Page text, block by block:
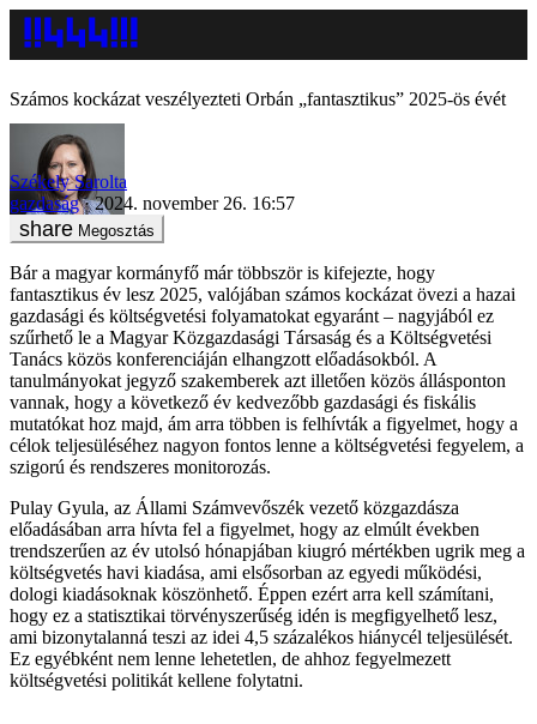
Számos kockázat veszélyezteti Orbán „fantasztikus” 2025-ös évét
Székely Sarolta
gazdaság
2024. november 26. 16:57
Megosztás
Bár a magyar kormányfő már többször is kifejezte, hogy
fantasztikus év lesz 2025, valójában számos kockázat övezi a hazai
gazdasági és költségvetési folyamatokat egyaránt – nagyjából ez
szűrhető le a Magyar Közgazdasági Társaság és a Költségvetési
Tanács közös konferenciáján elhangzott előadásokból. A
tanulmányokat jegyző szakemberek azt illetően közös állásponton
vannak, hogy a következő év kedvezőbb gazdasági és fiskális
mutatókat hoz majd, ám arra többen is felhívták a figyelmet, hogy a
célok teljesüléséhez nagyon fontos lenne a költségvetési fegyelem, a
szigorú és rendszeres monitorozás.
Pulay Gyula, az Állami Számvevőszék vezető közgazdásza
előadásában arra hívta fel a figyelmet, hogy az elmúlt években
trendszerűen az év utolsó hónapjában kiugró mértékben ugrik meg a
költségvetés havi kiadása, ami elsősorban az egyedi működési,
dologi kiadásoknak köszönhető. Éppen ezért arra kell számítani,
hogy ez a statisztikai törvényszerűség idén is megfigyelhető lesz,
ami bizonytalanná teszi az idei 4,5 százalékos hiánycél teljesülését.
Ez egyébként nem lenne lehetetlen, de ahhoz fegyelmezett
költségvetési politikát kellene folytatni.